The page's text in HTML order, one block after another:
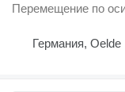
Перемещение по
Германия, Oelde